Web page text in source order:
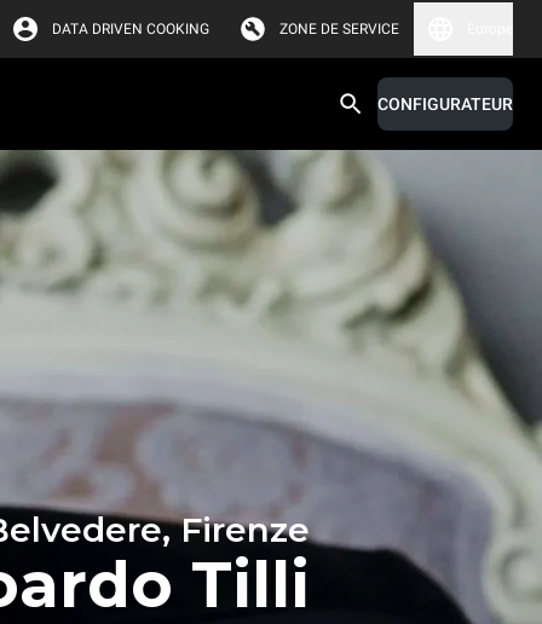
DATA DRIVEN COOKING ZONE DE SERVICE
CONFIGURATEUR
Firenze
Tilli